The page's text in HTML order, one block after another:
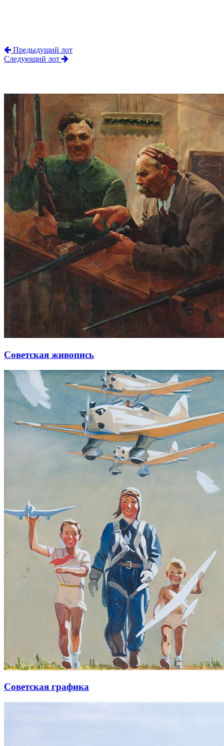
Предыдущий лот
Следующий лот
Советская живопись
Советская графика